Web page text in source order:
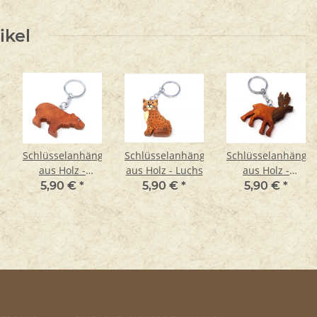
Schlüsselanhänger
aus Holz -
Braunbär
5,90 €*
Schlüsselanhänger
aus Holz - Luchs
5,90 € *
Schlüsselanhänger
aus Holz -
Rothirsch
5,90 €*